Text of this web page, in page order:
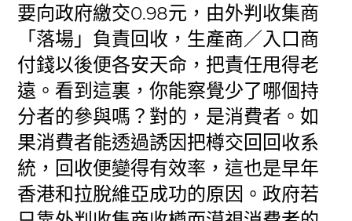
要向政府繳交0.98元，由外判收集商
「落場」負責回收，生產商／入口商
付錢以後便各安天命，把責任甩得老
遠。看到這裏，你能察覺少了哪個持
分者的參與嗎？對的，是消費者。如
果消費者能透過誘因把樽交回回收系
統，回收便變得有效率，這也是早年
香港和拉脫維亞成功的原因。政府若